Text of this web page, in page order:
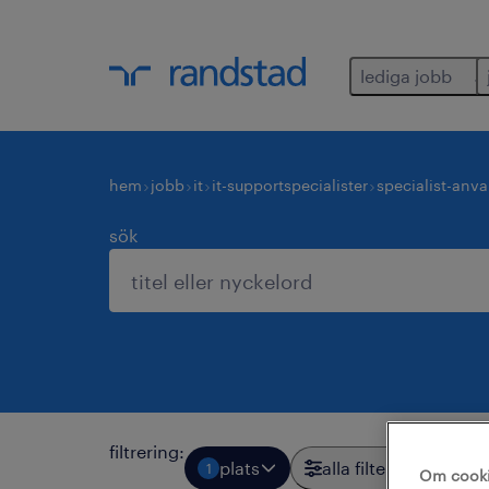
lediga jobb
hem jobb it it-supportspecialister specialist-
sök
filtrering:
1 plats alla filter Om